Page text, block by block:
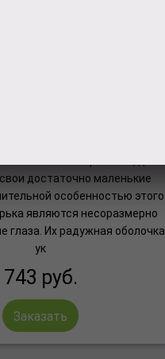
достаточно маленькие
особенностью этого
являются несоразмерно
глаза. Их радужная оболочка
ук
743 руб.
Заказать